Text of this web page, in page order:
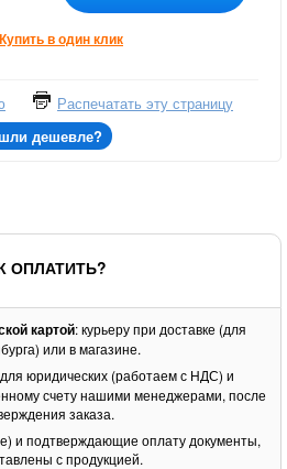
Купить в один клик
Распечатать эту страницу
дешевле?
ОПЛАТИТЬ?
картой: курьеру при доставке (для
или в магазине.
юридических (работаем с НДС) и
счету нашими менеджерами, после
заказа.
и подтверждающие оплату документы,
с продукцией.